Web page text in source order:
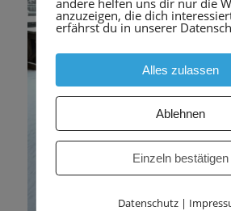
anzuzeigen, die dich
erfährst du in unserer
Alles zulassen
Ablehnen
Einzeln bestätigen
Datenschutz|